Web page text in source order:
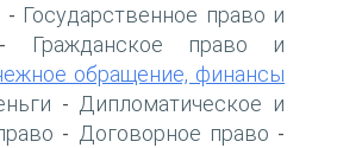
- Государственное право и
Гражданское право и
обращение, финансы
- Дипломатическое и
- Договорное право -